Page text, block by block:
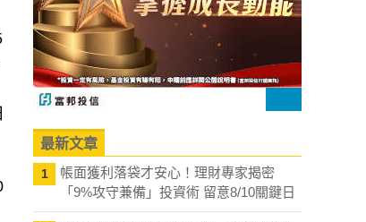
最新文章
1
帳面獲利落袋才安心！理財專家揭密
「9%攻守兼備」投資術 留意8/10關鍵日